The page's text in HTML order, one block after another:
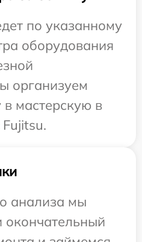
по указанному
оборудования
организуем
в мастерскую в
анализа мы
окончательный